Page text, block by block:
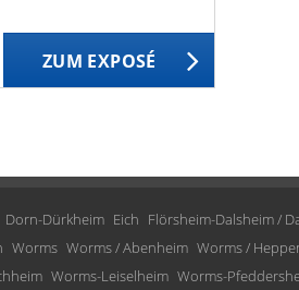
ZUM EXPOSÉ
Dorn-Dürkheim Eich Flörsheim-Dalsheim /
Worms Worms / Abenheim Worms /
Worms-Leiselheim Worms-